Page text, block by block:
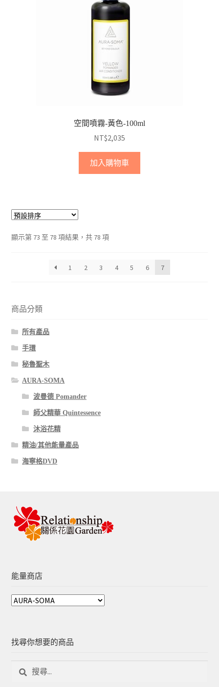
空間噴霧-黃色-100ml
NT$2,035
加入購物車
顯示第 73 至 78 項結果，共 78 項
1 2 3 4 5 6 7
商品分類
所有產品
手環
秘魯聖木
AURA-SOMA
波曼德 Pomander
師父精華 Quintessence
沐浴花精
精油/其他能量產品
海寧格DVD
能量商店
找尋你想要的商品